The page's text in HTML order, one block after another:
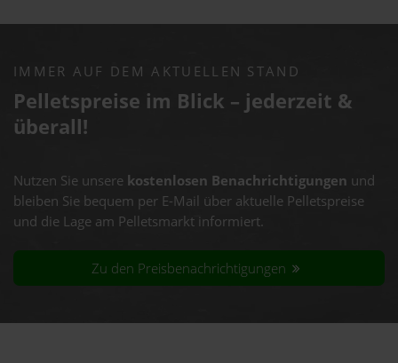
IMMER AUF DEM AKTUELLEN STAND
Pelletspreise im Blick – jederzeit &
überall!
Nutzen Sie unsere kostenlosen Benachrichtigungen und
bleiben Sie bequem per E-Mail über aktuelle Pelletspreise
und die Lage am Pelletsmarkt informiert.
Zu den Preisbenachrichtigungen